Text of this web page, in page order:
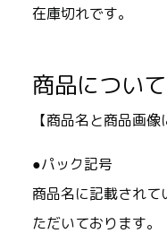
在庫切れです。
商品について
【商品名と商品画像
●パック記号
商品名に記載されて
ただいております。